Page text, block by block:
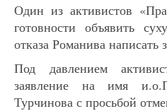
Один из активистов
готовности объявить
отказа Романива написать
Под давлением
заявление на имя
Турчинова с просьбой